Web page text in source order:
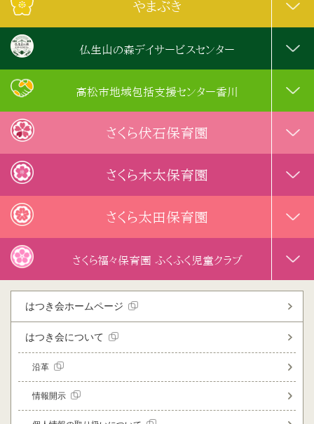
やまぶき
仏生山の森デイサービスセンター
高松市地域包括支援センター香川
さくら伏石保育園
さくら木太保育園
さくら太田保育園
さくら福々保育園 ふくふく児童クラブ
はつき会ホームページ
はつき会について
沿革
情報開示